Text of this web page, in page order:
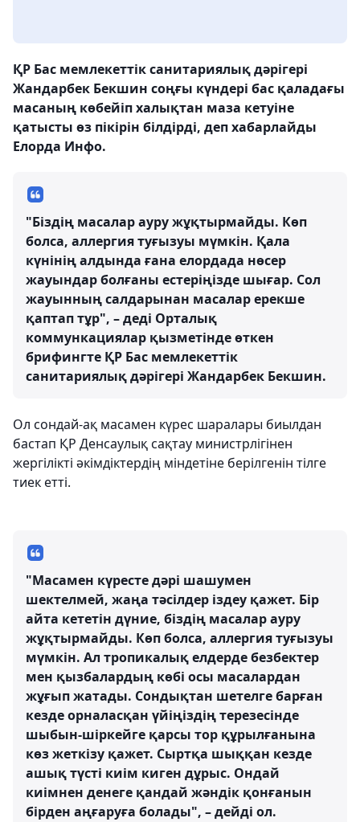
ҚР Бас мемлекеттік санитариялық дәрігері
Жандарбек Бекшин соңғы күндері бас қаладағы
масаның көбейіп халықтан маза кетуіне
қатысты өз пікірін білдірді, деп хабарлайды
Елорда Инфо.
"Біздің масалар ауру жұқтырмайды. Көп
болса, аллергия туғызуы мүмкін. Қала
күнінің алдында ғана елордада нөсер
жауындар болғаны естеріңізде шығар. Сол
жауынның салдарынан масалар ерекше
қаптап тұр", – деді Орталық
коммункациялар қызметінде өткен
брифингте ҚР Бас мемлекеттік
санитариялық дәрігері Жандарбек Бекшин.
Ол сондай-ақ масамен күрес шаралары биылдан
бастап ҚР Денсаулық сақтау министрлігінен
жергілікті әкімдіктердің міндетіне берілгенін тілге
тиек етті.
"Масамен күресте дәрі шашумен
шектелмей, жаңа тәсілдер іздеу қажет. Бір
айта кететін дүние, біздің масалар ауру
жұқтырмайды. Көп болса, аллергия туғызуы
мүмкін. Ал тропикалық елдерде безбектер
мен қызбалардың көбі осы масалардан
жұғып жатады. Сондықтан шетелге барған
кезде орналасқан үйіңіздің терезесінде
шыбын-шіркейге қарсы тор құрылғанына
көз жеткізу қажет. Сыртқа шыққан кезде
ашық түсті киім киген дұрыс. Ондай
киімнен денеге қандай жәндік қонғанын
бірден аңғаруға болады", – дейді ол.